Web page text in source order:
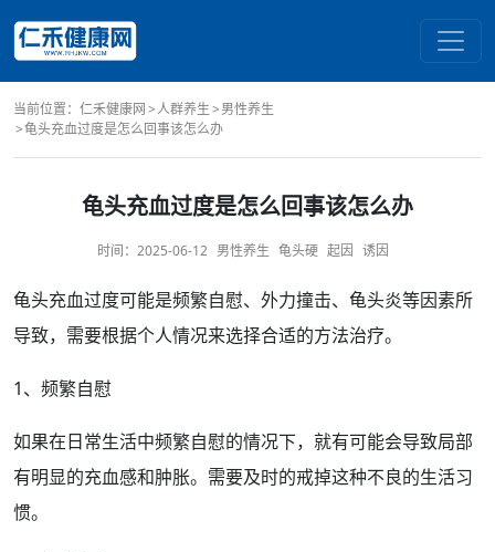
当前位置： 仁禾健康网 人群养生
男性养生
龟头充血过度是怎么回事该怎么办
龟头充血过度是怎么回事该怎么办
时间： 2025-06-12 男性养生 龟头硬 起因 诱因
龟头充血过度可能是频繁自慰、外力撞击、 龟头炎等因素所
导致，需要根据个人情况来选择合适的方法治疗。
1、频繁自慰
如果在日常生活中频繁自慰的情况下，就有可能会导致局部
有明显的充血感和肿胀。需要及时的戒掉这种不良的生活习
惯。